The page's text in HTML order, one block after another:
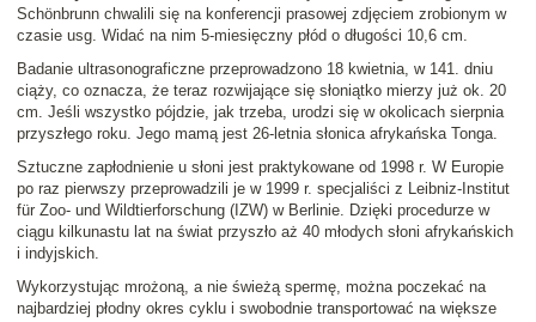
Schönbrunn chwalili się na konferencji prasowej zdjęciem zrobionym w
czasie usg. Widać na nim 5-miesięczny płód o długości 10,6 cm.
Badanie ultrasonograficzne przeprowadzono 18 kwietnia, w 141. dniu
ciąży, co oznacza, że teraz rozwijające się słoniątko mierzy już ok. 20
cm. Jeśli wszystko pójdzie, jak trzeba, urodzi się w okolicach sierpnia
przyszłego roku. Jego mamą jest 26-letnia słonica afrykańska Tonga.
Sztuczne zapłodnienie u słoni jest praktykowane od 1998 r. W Europie
po raz pierwszy przeprowadzili je w 1999 r. specjaliści z Leibniz-Institut
für Zoo- und Wildtierforschung (IZW) w Berlinie. Dzięki procedurze w
ciągu kilkunastu lat na świat przyszło aż 40 młodych słoni afrykańskich
i indyjskich.
Wykorzystując mrożoną, a nie świeżą spermę, można poczekać na
najbardziej płodny okres cyklu i swobodnie transportować na większe